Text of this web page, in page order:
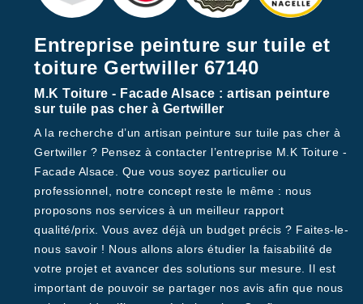
Entreprise peinture sur tuile et
toiture Gertwiller 67140
M.K Toiture - Facade Alsace : artisan peinture
sur tuile pas cher à Gertwiller
A la recherche d’un artisan peinture sur tuile pas cher à
Gertwiller ? Pensez à contacter l’entreprise M.K Toiture -
Facade Alsace. Que vous soyez particulier ou
professionnel, notre concept reste le même : nous
proposons nos services à un meilleur rapport
qualité/prix. Vous avez déjà un budget précis ? Faites-le-
nous savoir ! Nous allons alors étudier la faisabilité de
votre projet et avancer des solutions sur mesure. Il est
important de pouvoir se partager nos avis afin que nous